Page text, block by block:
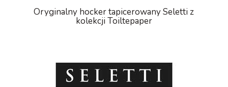
Oryginalny hocker tapicerowany Seletti z
kolekcji Toiltepaper